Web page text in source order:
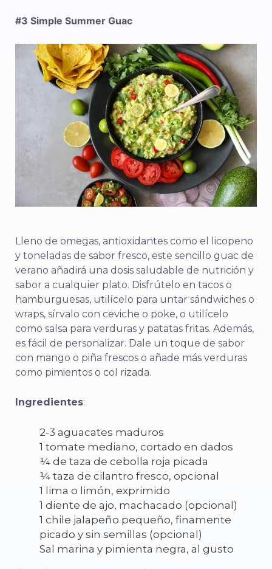
#3 Simple Summer Guac
Lleno de omegas, antioxidantes como el licopeno
y toneladas de sabor fresco, este sencillo guac de
verano añadirá una dosis saludable de nutrición y
sabor a cualquier plato. Disfrútelo en tacos o
hamburguesas, utilícelo para untar sándwiches o
wraps, sírvalo con ceviche o poke, o utilícelo
como salsa para verduras y patatas fritas. Además,
es fácil de personalizar. Dale un toque de sabor
con mango o piña frescos o añade más verduras
como pimientos o col rizada.
Ingredientes:
2-3 aguacates maduros
1 tomate mediano, cortado en dados
¼ de taza de cebolla roja picada
¼ taza de cilantro fresco, opcional
1 lima o limón, exprimido
1 diente de ajo, machacado (opcional)
1 chile jalapeño pequeño, finamente
picado y sin semillas (opcional)
Sal marina y pimienta negra, al gusto